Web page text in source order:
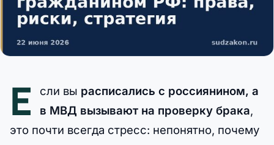
Е сли вы расписались с россиянином, а
в МВД вызывают на проверку брака,
это почти всегда стресс: непонятно, почему